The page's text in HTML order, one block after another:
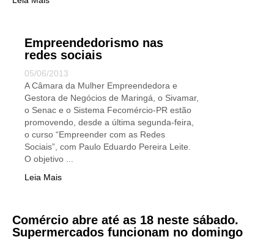
Empreendedorismo nas
redes sociais
05/06/2013
A Câmara da Mulher Empreendedora e
Gestora de Negócios de Maringá, o Sivamar,
o Senac e o Sistema Fecomércio-PR estão
promovendo, desde a última segunda-feira,
o curso “Empreender com as Redes
Sociais”, com Paulo Eduardo Pereira Leite.
O objetivo ...
Leia Mais
Comércio abre até as 18 neste sábado.
Supermercados funcionam no domingo